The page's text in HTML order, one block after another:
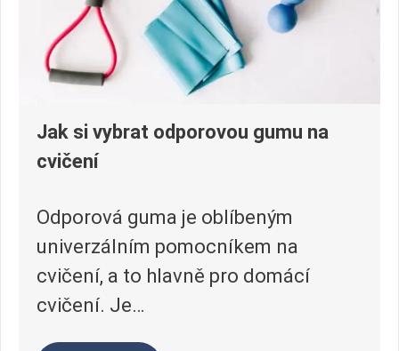
Jak si vybrat odporovou gumu na
cvičení
Odporová guma je oblíbeným
univerzálním pomocníkem na
cvičení, a to hlavně pro domácí
cvičení. Je…